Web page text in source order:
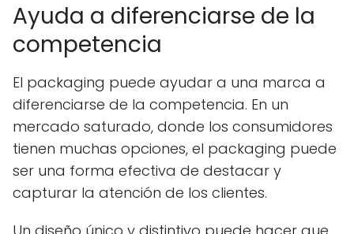
Ayuda a diferenciarse de la
competencia
El packaging puede ayudar a una marca a
diferenciarse de la competencia. En un
mercado saturado, donde los consumidores
tienen muchas opciones, el packaging puede
ser una forma efectiva de destacar y
capturar la atención de los clientes.